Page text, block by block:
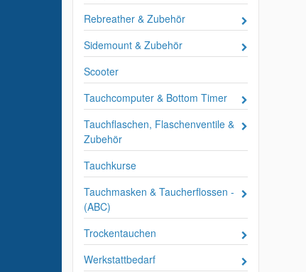
Rebreather & Zubehör
Sidemount & Zubehör
Scooter
Tauchcomputer & Bottom Timer
Tauchflaschen, Flaschenventile &
Zubehör
Tauchkurse
Tauchmasken & Taucherflossen -
(ABC)
Trockentauchen
Werkstattbedarf